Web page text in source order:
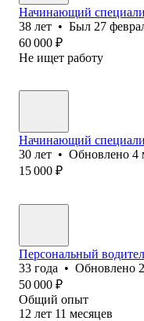
Начинающий
38 лет • Был 27
60 000 ₽
Не ищет работу
Начинающий
30 лет • Обновлено 4
15 000 ₽
Персональный
33 года • Обновлено
50 000 ₽
Общий опыт
12 лет 11 месяцев